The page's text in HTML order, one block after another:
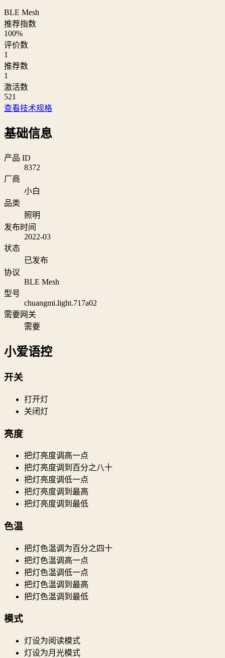
BLE Mesh
推荐指数
100%
评价数
1
推荐数
1
激活数
521
查看技术规格
基础信息
产品 ID
8372
厂商
小白
品类
照明
发布时间
2022-03
状态
已发布
协议
BLE Mesh
型号
chuangmi.light.717a02
需要网关
需要
小爱语控
开关
打开灯
关闭灯
亮度
把灯亮度调高一点
把灯亮度调到百分之八十
把灯亮度调低一点
把灯亮度调到最高
把灯亮度调到最低
色温
把灯色温调为百分之四十
把灯色温调高一点
把灯色温调低一点
把灯色温调到最高
把灯色温调到最低
模式
灯设为阅读模式
灯设为月光模式